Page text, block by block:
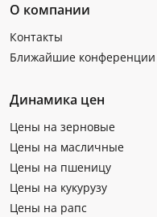
О компании
Контакты
Ближайшие конференции
Динамика цен
Цены на зерновые
Цены на масличные
Цены на пшеницу
Цены на кукурузу
Цены на рапс